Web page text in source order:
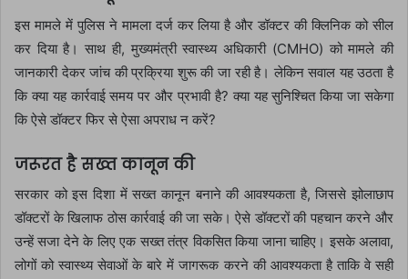
इस मामले में पुलिस ने मामला दर्ज कर लिया है और डॉक्टर की क्लिनिक को सील
कर दिया है। साथ ही, मुख्यमंत्री स्वास्थ्य अधिकारी (CMHO) को मामले की
जानकारी देकर जांच की प्रक्रिया शुरू की जा रही है। लेकिन सवाल यह उठता है
कि क्या यह कार्रवाई समय पर और प्रभावी है? क्या यह सुनिश्चित किया जा सकेगा
कि ऐसे डॉक्टर फिर से ऐसा अपराध न करें?
जरूरत है सख्त कानून की
सरकार को इस दिशा में सख्त कानून बनाने की आवश्यकता है, जिससे झोलाछाप
डॉक्टरों के खिलाफ ठोस कार्रवाई की जा सके। ऐसे डॉक्टरों की पहचान करने और
उन्हें सजा देने के लिए एक सख्त तंत्र विकसित किया जाना चाहिए। इसके अलावा,
लोगों को स्वास्थ्य सेवाओं के बारे में जागरूक करने की आवश्यकता है ताकि वे सही